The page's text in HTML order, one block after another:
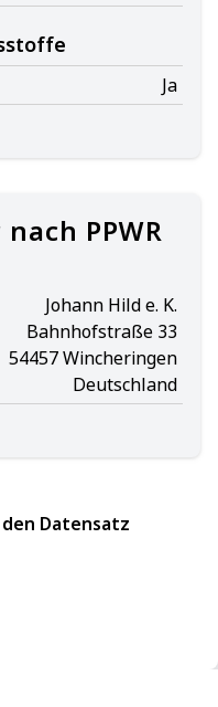
Ja
PPWR
Johann Hild e. K.
Bahnhofstraße 33
54457 Wincheringen
Deutschland
Datensatz